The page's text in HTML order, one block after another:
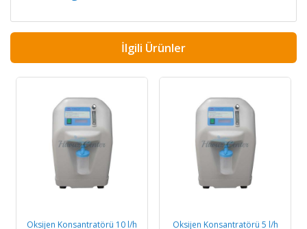
İlgili Ürünler
Oksijen Konsantratörü 10 l/h
Oksijen Konsantratörü 5 l/h